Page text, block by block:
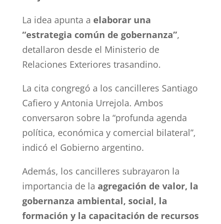
La idea apunta a elaborar una
“estrategia común de gobernanza”,
detallaron desde el Ministerio de
Relaciones Exteriores trasandino.
La cita congregó a los cancilleres Santiago
Cafiero y Antonia Urrejola. Ambos
conversaron sobre la “profunda agenda
política, económica y comercial bilateral”,
indicó el Gobierno argentino.
Además, los cancilleres subrayaron la
importancia de la agregación de valor, la
gobernanza ambiental, social, la
formación y la capacitación de recursos